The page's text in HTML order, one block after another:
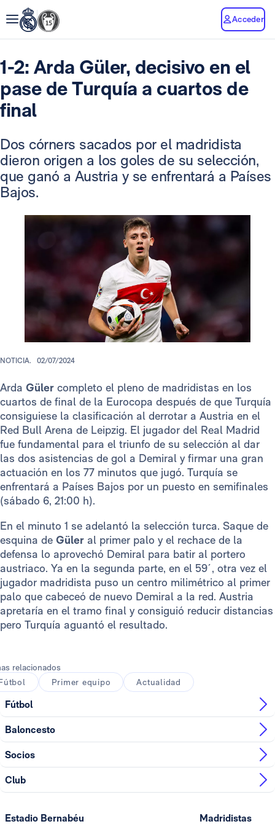
Acceder
1-2: Arda Güler, decisivo en el
pase de Turquía a cuartos de
final
Dos córners sacados por el madridista
dieron origen a los goles de su selección,
que ganó a Austria y se enfrentará a Países
Bajos.
NOTICIA. 02/07/2024
Arda Güler completo el pleno de madridistas en los
cuartos de final de la Eurocopa después de que Turquía
consiguiese la clasificación al derrotar a Austria en el
Red Bull Arena de Leipzig. El jugador del Real Madrid
fue fundamental para el triunfo de su selección al dar
las dos asistencias de gol a Demiral y firmar una gran
actuación en los 77 minutos que jugó. Turquía se
enfrentará a Países Bajos por un puesto en semifinales
(sábado 6, 21:00 h).
En el minuto 1 se adelantó la selección turca. Saque de
esquina de Güler al primer palo y el rechace de la
defensa lo aprovechó Demiral para batir al portero
austriaco. Ya en la segunda parte, en el 59´, otra vez el
jugador madridista puso un centro milimétrico al primer
palo que cabeceó de nuevo Demiral a la red. Austria
apretaría en el tramo final y consiguió reducir distancias
pero Turquía aguantó el resultado.
relacionados
Primer equipo Actualidad
Fútbol
Baloncesto
Socios
Club
Estadio Bernabéu Madridistas